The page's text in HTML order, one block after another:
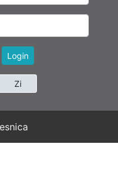
Login
Zi